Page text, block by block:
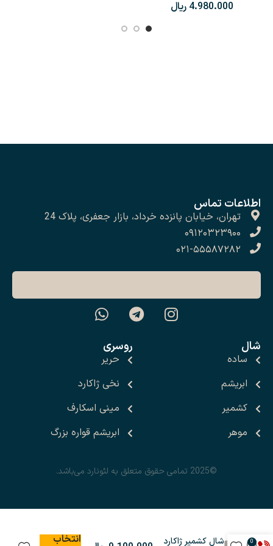
ریال
شال
ساده
ابریشم
کشمیر
موهر
روسری
حریر
نخی ژاکارد
مینی اسکارف
ابریشم قواره بزرگ
اطلاعات تماس
تهران، خیابان پانزده خرداد، بازار جعفری، پلاک 24
۰۹۱۲۰۳۲۳۹۰۰
۰۲۱-۵۵۵۸۷۲۸۲
©2025 تمامی حقوق متعلق به لئونارد می‌باشد.
شال کشمیر ژاکارد انتخاب 0